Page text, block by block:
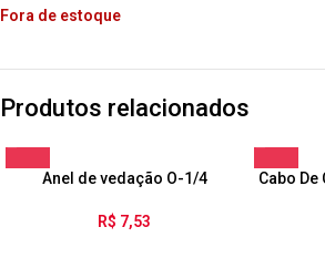
Fora de estoque
Produtos relacionados
Anel de vedação O-1/4
R$ 7,53
Cabo De